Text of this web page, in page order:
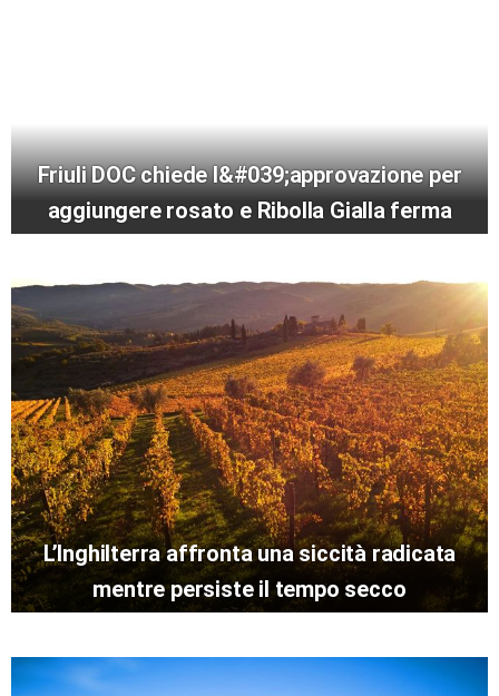
Friuli DOC chiede l&#039;approvazione per
aggiungere rosato e Ribolla Gialla ferma
L’Inghilterra affronta una siccità radicata
mentre persiste il tempo secco